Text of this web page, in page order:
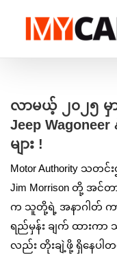
Larger
Image
လာမယ့် ၂၀၂၅ မှ
Jeep Wagoneer
များ !
Motor Authority သတင်
Jim Morrison တို့ အင်တ
က သူတို့ရဲ့ အနာဂါတ် ကာ
ရည်မှန်း ချက် ထားကာ
လည်း တိုးချဲ့ဖို့ ရှိနေပ